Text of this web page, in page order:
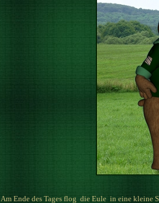
Am Ende des Tages flog die Eule in eine kleine